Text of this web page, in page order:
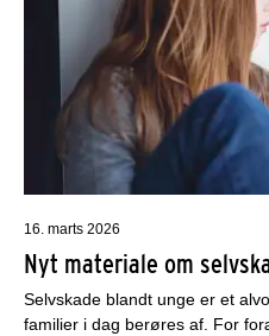
16. marts 2026
Nyt materiale om
Selvskade blandt unge er et
familier i dag berøres af. For